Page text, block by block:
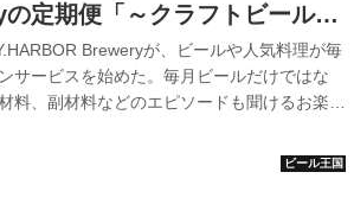
定期便「～クラフトビールを
Breweryが、ビールや人気料理が毎
サービスを始めた。毎月ビールだけではな
料、副材料などのエピソードも聞けるお楽し
カンパニーの通販サイトです。
フトビールや季節限定ビールをはじめ、自社